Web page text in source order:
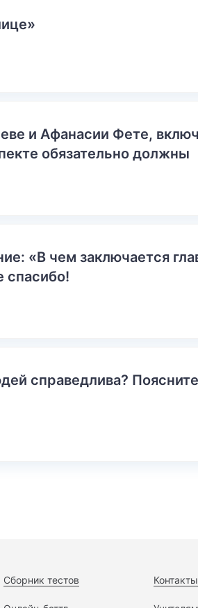
и Афанасии Фете,
обязательно должны
«В чем заключается
спасибо!
справедлива?
Сборник тестов Контакты